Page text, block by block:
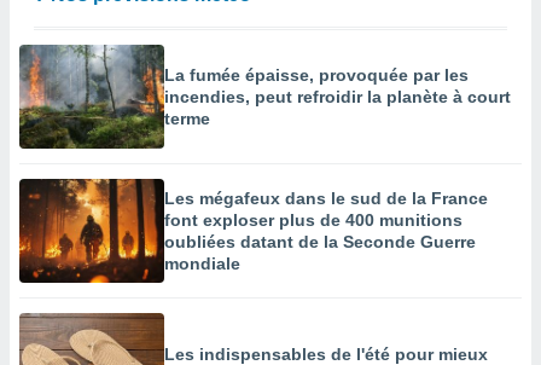
La fumée épaisse, provoquée par les
incendies, peut refroidir la planète à court
terme
Les mégafeux dans le sud de la France
font exploser plus de 400 munitions
oubliées datant de la Seconde Guerre
mondiale
Les indispensables de l'été pour mieux